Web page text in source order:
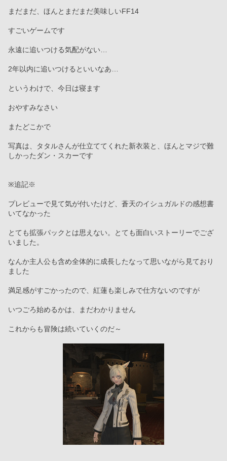
まだまだ、ほんとまだまだ美味しいFF14
すごいゲームです
永遠に追いつける気配がない…
2年以内に追いつけるといいなあ…
というわけで、今日は寝ます
おやすみなさい
またどこかで
写真は、タタルさんが仕立ててくれた新衣装と、ほんとマジで難
しかったダン・スカーです
※追記※
プレビューで見て気が付いたけど、蒼天のイシュガルドの感想書
いてなかった
とても拡張パックとは思えない。とても面白いストーリーでござ
いました。
なんか主人公も含め全体的に成長したなって思いながら見ており
ました
満足感がすごかったので、紅蓮も楽しみで仕方ないのですが
いつごろ始めるかは、まだわかりません
これからも冒険は続いていくのだ～